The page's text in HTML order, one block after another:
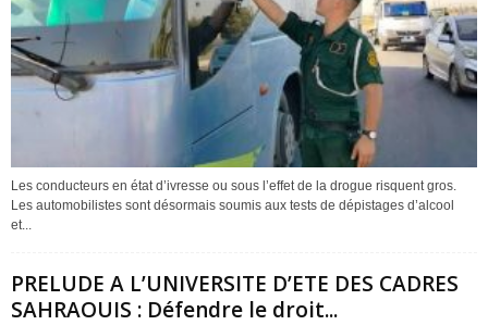
Les conducteurs en état d’ivresse ou sous l’effet de la drogue risquent gros.
Les automobilistes sont désormais soumis aux tests de dépistages d’alcool
et...
PRELUDE A L’UNIVERSITE D’ETE DES CADRES
SAHRAOUIS : Défendre le droit...